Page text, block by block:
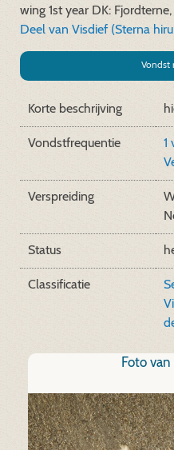
wing 1st year DK:
Deel van Visdief (Sterna
Vondst
Korte beschrijving
Vondstfrequentie 1
Verspreiding
Status
Classificatie
Foto